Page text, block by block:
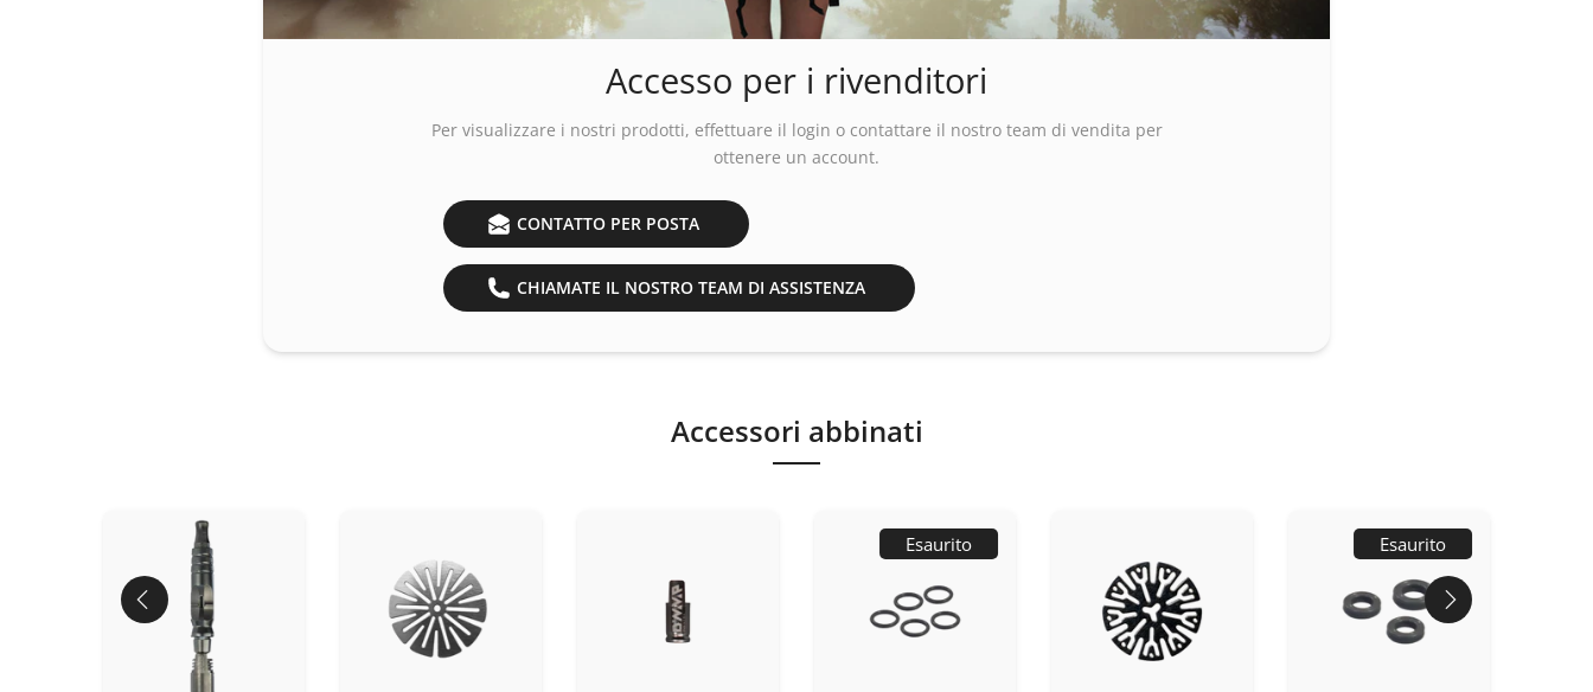
Accesso per i rivenditori
Per visualizzare i nostri prodotti, effettuare il login o contattare il nostro team di vendita per
ottenere un account.
CONTATTO PER POSTA
CHIAMATE IL NOSTRO TEAM DI ASSISTENZA
Accessori abbinati
Esaurito Esaurito